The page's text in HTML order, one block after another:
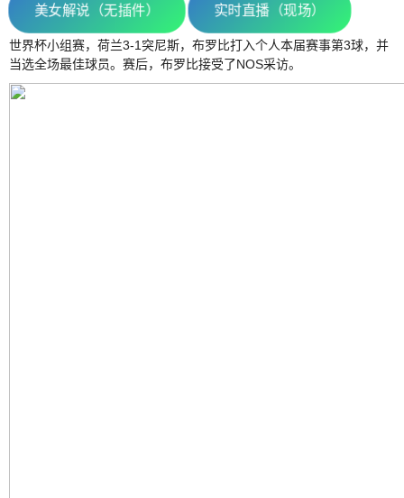
美女解说（无插件） 实时直播（现场）
世界杯小组赛，荷兰3-1突尼斯，布罗比打入个人本届赛事第3球，并
当选全场最佳球员。赛后，布罗比接受了NOS采访。